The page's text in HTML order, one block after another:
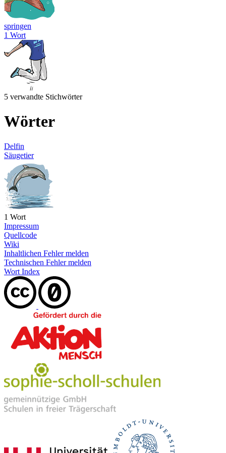
springen
1 Wort
5 verwandte Stichwörter
Wörter
Delfin
Säugetier
1 Wort
Impressum
Quellcode
Wiki
Inhaltlichen Fehler melden
Technischen Fehler melden
Wort Index